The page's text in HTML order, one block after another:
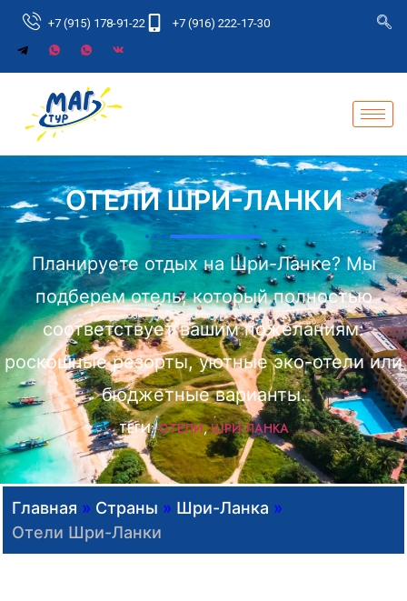
+7 (915) 178-91-22 +7 (916) 222-17-30
ОТЕЛИ ШРИ-ЛАНКИ
Планируете отдых на Шри-Ланке? Мы
подберем отель, который полностью
соответствует вашим пожеланиям:
роскошные резорты, уютные эко-отели или
бюджетные варианты.
ТЕГИ:ОТЕЛИ,ШРИ-ЛАНКА
Главная » Страны » Шри-Ланка »
Отели Шри-Ланки